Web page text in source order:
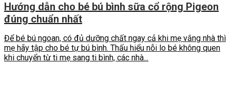
Hướng dẫn cho bé bú bình sữa cổ rộng Pigeon
đúng chuẩn nhất
Để bé bú ngoan, có đủ dưỡng chất ngay cả khi mẹ vắng nhà thì
mẹ hãy tập cho bé tự bú bình. Thấu hiểu nỗi lo bé không quen
khi chuyển từ ti mẹ sang ti bình, các nhà...